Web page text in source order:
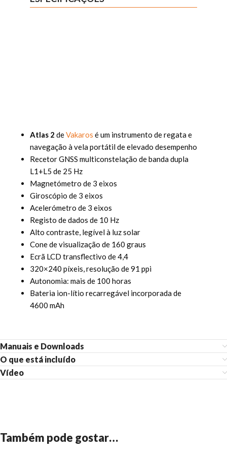
Atlas 2 deVakaros é um instrumento de regata e
navegação à vela portátil de elevado desempenho
Recetor GNSS multiconstelação de banda dupla
L1+L5 de 25 Hz
Magnetómetro de 3 eixos
Giroscópio de 3 eixos
Acelerómetro de 3 eixos
Registo de dados de 10 Hz
Alto contraste, legível à luz solar
Cone de visualização de 160 graus
Ecrã LCD transflectivo de 4,4
320×240 píxeis, resolução de 91 ppi
Autonomia: mais de 100 horas
Bateria ion-lítio recarregável incorporada de
4600 mAh
Manuais e Downloads
O que está incluído
Vídeo
Também pode gostar…